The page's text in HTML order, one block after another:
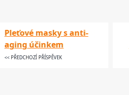
Pleťové masky s anti-
aging účinkem
<< PŘEDCHOZÍ PŘÍSPĚVEK